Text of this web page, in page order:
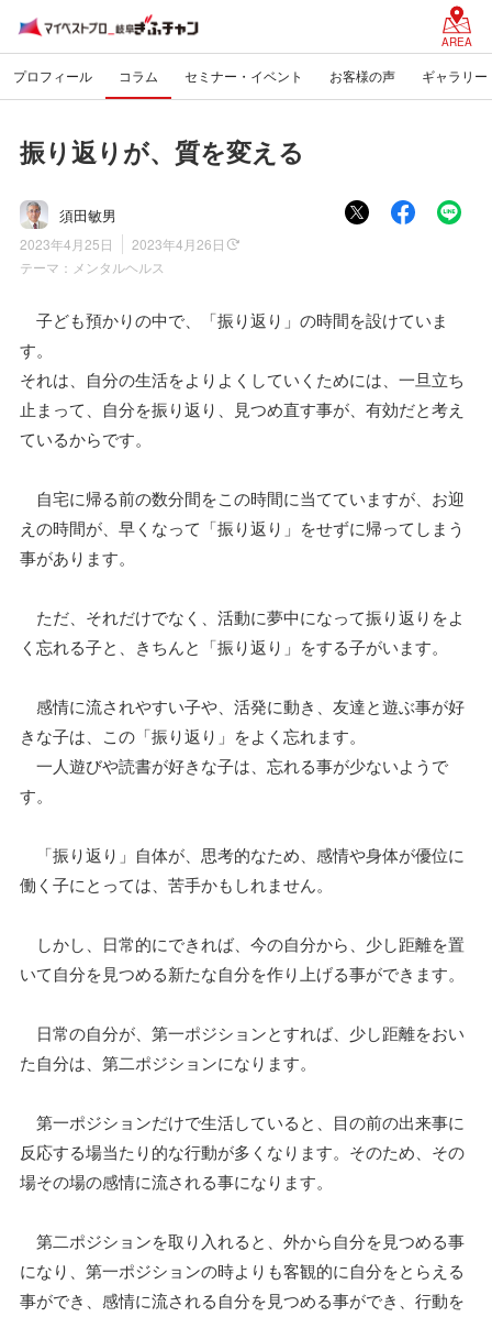
AREA
プロフィール コラム セミナー・イベント お客様の声 ギャラリー
振り返りが、質を変える
須田敏男
2023年4月25日
2023年4月26日
テーマ： メンタルヘルス
子ども預かりの中で、「振り返り」の時間を設けていま
す。
それは、自分の生活をよりよくしていくためには、一旦立ち
止まって、自分を振り返り、見つめ直す事が、有効だと考え
ているからです。
自宅に帰る前の数分間をこの時間に当てていますが、お迎
えの時間が、早くなって「振り返り」をせずに帰ってしまう
事があります。
ただ、それだけでなく、活動に夢中になって振り返りをよ
く忘れる子と、きちんと「振り返り」をする子がいます。
感情に流されやすい子や、活発に動き、友達と遊ぶ事が好
きな子は、この「振り返り」をよく忘れます。
一人遊びや読書が好きな子は、忘れる事が少ないようで
す。
「振り返り」自体が、思考的なため、感情や身体が優位に
働く子にとっては、苦手かもしれません。
しかし、日常的にできれば、今の自分から、少し距離を置
いて自分を見つめる新たな自分を作り上げる事ができます。
日常の自分が、第一ポジションとすれば、少し距離をおい
た自分は、第二ポジションになります。
第一ポジションだけで生活していると、目の前の出来事に
反応する場当たり的な行動が多くなります。そのため、その
場その場の感情に流される事になります。
第二ポジションを取り入れると、外から自分を見つめる事
になり、第一ポジションの時よりも客観的に自分をとらえる
事ができ、感情に流される自分を見つめる事ができ、行動を